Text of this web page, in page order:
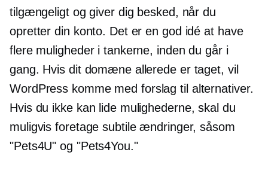
tilgængeligt og giver dig besked, når du
opretter din konto. Det er en god idé at have
flere muligheder i tankerne, inden du går i
gang. Hvis dit domæne allerede er taget, vil
WordPress komme med forslag til alternativer.
Hvis du ikke kan lide mulighederne, skal du
muligvis foretage subtile ændringer, såsom
"Pets4U" og "Pets4You."